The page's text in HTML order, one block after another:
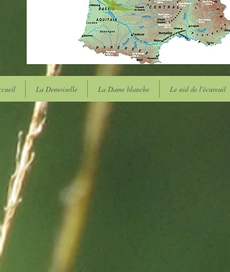
La Demoiselle La Dame blanche Le nid de l'écureuil